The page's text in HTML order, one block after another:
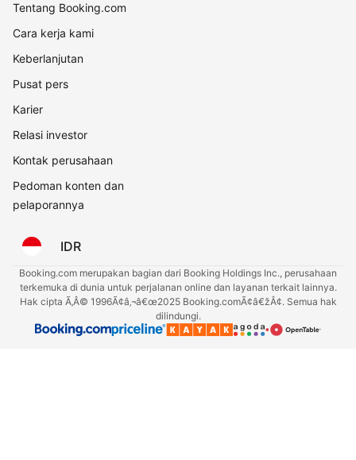
Tentang Booking.com
Cara kerja kami
Keberlanjutan
Pusat pers
Karier
Relasi investor
Kontak perusahaan
Pedoman konten dan
pelaporannya
IDR
Booking.com merupakan bagian dari Booking Holdings Inc., perusahaan
terkemuka di dunia untuk perjalanan online dan layanan terkait lainnya.
Hak cipta Ã‚Â© 1996Ã¢â‚¬â€œ2025 Booking.comÃ¢â€žÂ¢. Semua hak
dilindungi.